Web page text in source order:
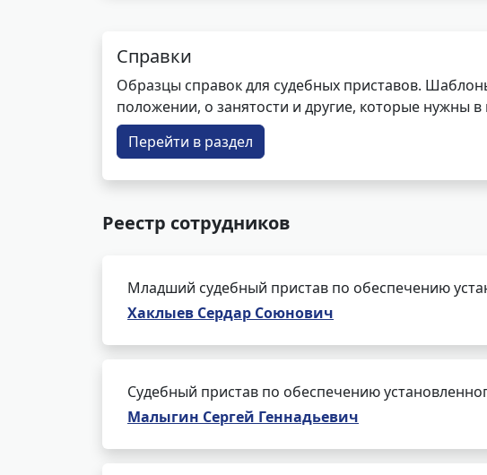
Справки
Образцы справок для судебных приставов.
положении, о занятости и другие, которые нужны
Перейти в раздел
Реестр сотрудников
Младший судебный пристав по обеспечению
Хаклыев Сердар Союнович
Судебный пристав по обеспечению
Малыгин Сергей Геннадьевич